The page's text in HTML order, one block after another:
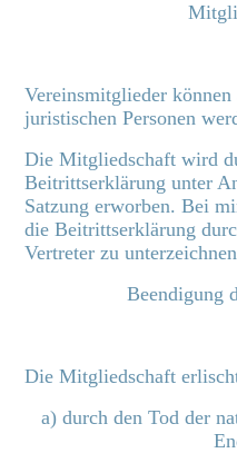
Vereinsmitglieder
juristischen Personen
Die Mitgliedschaft wird
Beitrittserklärung unter
Satzung erworben. Bei
die Beitrittserklärung
Vertreter zu
Beendigung
Die Mitgliedschaft
a) durch den Tod der